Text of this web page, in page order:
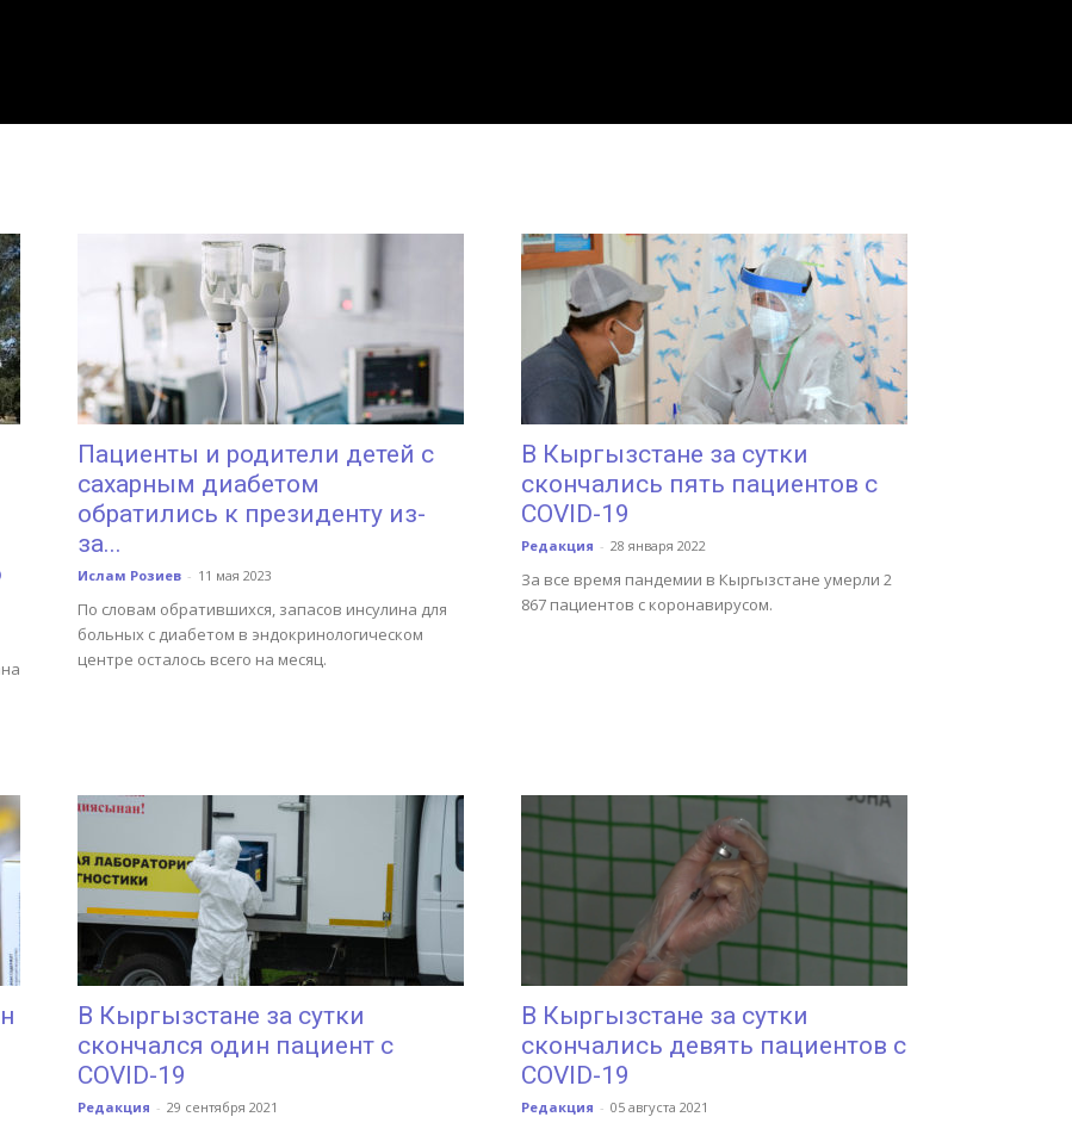
Пациенты и родители детей с
сахарным диабетом
обратились к президенту из-
за...
Ислам Розиев - 11 мая 2023
По словам обратившихся, запасов инсулина для
больных с диабетом в эндокринологическом
центре осталось всего на месяц.
В Кыргызстане за сутки
скончались пять пациентов с
COVID-19
Редакция - 28 января 2022
За все время пандемии в Кыргызстане умерли 2
867 пациентов с коронавирусом.
В Кыргызстане за сутки
скончался один пациент с
COVID-19
Редакция - 29 сентября 2021
В Кыргызстане за сутки
скончались девять пациентов с
COVID-19
Редакция - 05 августа 2021